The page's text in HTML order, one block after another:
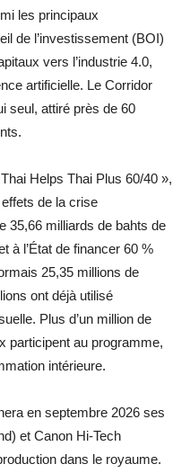
les principaux
de l’investissement (BOI)
vers l’industrie 4.0,
artificielle. Le Corridor
seul, attiré près de 60
Helps Thai Plus 60/40 »,
de la crise
35,66 milliards de bahts de
à l’État de financer 60 %
25,35 millions de
ont déjà utilisé
Plus d’un million de
participent au programme,
intérieure.
en septembre 2026 ses
et Canon Hi-Tech
dans le royaume.